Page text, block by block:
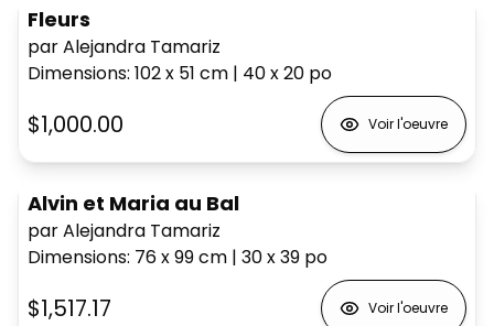
Fleurs
par Alejandra Tamariz
Dimensions: 102 x 51 cm | 40 x 20 po
$1,000.00 Voir l'oeuvre
Alvin et Maria au Bal
par Alejandra Tamariz
Dimensions: 76 x 99cm | 30 x 39 po
$1,517.17 Voir l'oeuvre